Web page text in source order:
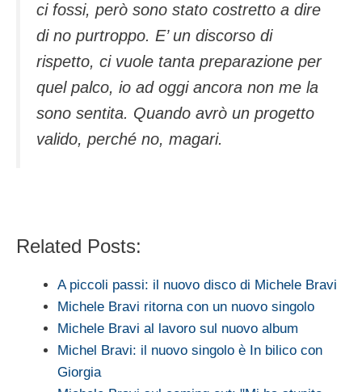
ci fossi, però sono stato costretto a dire
di no purtroppo. E’ un discorso di
rispetto, ci vuole tanta preparazione per
quel palco, io ad oggi ancora non me la
sono sentita. Quando avrò un progetto
valido, perché no, magari.
Related Posts:
A piccoli passi: il nuovo disco di Michele Bravi
Michele Bravi ritorna con un nuovo singolo
Michele Bravi al lavoro sul nuovo album
Michel Bravi: il nuovo singolo è In bilico con
Giorgia